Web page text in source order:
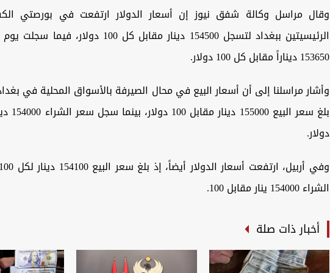
وقال مراسل وكالة شفق نيوز إن أسعار الدولار ارتفعت في بورصتي
الرئيسيتين ببغداد لتسجل 154500 دينار مقابل كل 100
153650 ديناراً مقابل كل 100 دولار.
وأشار مراسلنا إلى أن أسعار البيع في محال الصيرفة بالأسواق المحلية في
دولار.
الشراء 154000 ينار مقابل 100.
أخبار ذات صلة